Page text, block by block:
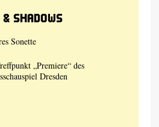
Shadows
Sonette
„Premiere“ des
Dresden